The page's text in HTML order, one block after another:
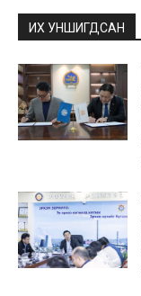
ИХ УНШИГДСАН